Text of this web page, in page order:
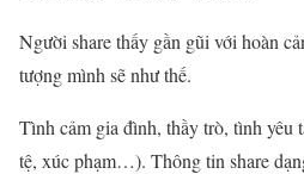
Người share thấy gần gũi với hoàn
tượng mình sẽ như thế.
Tình cảm gia đình, thầy trò, tình yêu
tệ, xúc phạm…). Thông tin share